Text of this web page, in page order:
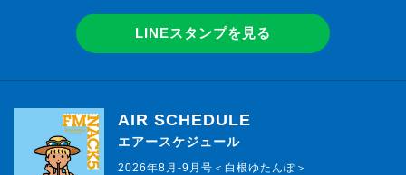
LINEスタンプを見る
AIR SCHEDULE
エアースケジュール
2026年8月-9月号＜白根ゆたんぽ＞